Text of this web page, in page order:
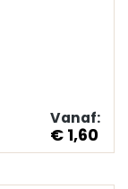
Vanaf:
€ 1,60